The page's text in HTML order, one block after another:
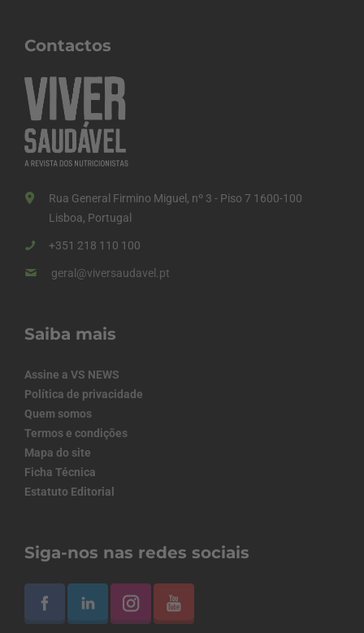
Contactos
Rua General Firmino Miguel, nº 3 - Piso 7 1600-100
Lisboa, Portugal
+351 218 110 100
geral@viversaudavel.pt
Saiba mais
Assine a VS NEWS
Política de privacidade
Quem somos
Termos e condições
Mapa do site
Ficha Técnica
Estatuto Editorial
Siga-nos nas redes sociais